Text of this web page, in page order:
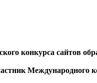
конкурса сайтов
Международного